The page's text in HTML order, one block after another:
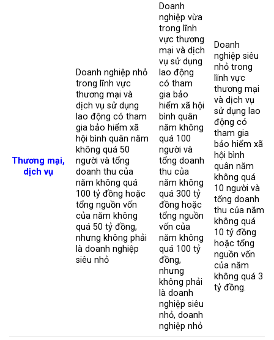
Thương mại,
dịch vụ
Doanh nghiệp nhỏ
trong lĩnh vực
thương mại và
dịch vụ sử dụng
lao động có tham
gia bảo hiểm xã
hội bình quân năm
không quá 50
người và tổng
doanh thu của
năm không quá
100 tỷ đồng hoặc
tổng nguồn vốn
của năm không
quá 50 tỷ đồng,
nhưng không phải
là doanh nghiệp
siêu nhỏ
Doanh
nghiệp vừa
trong lĩnh
vực thương
mại và dịch
vụ sử dụng
lao động
có tham
gia bảo
hiểm xã hội
bình quân
năm không
quá 100
người và
tổng doanh
thu của
năm không
quá 300 tỷ
đồng hoặc
tổng nguồn
vốn của
năm không
quá 100 tỷ
đồng,
nhưng
không phải
là doanh
nghiệp siêu
nhỏ, doanh
nghiệp nhỏ
Doanh
nghiệp siêu
nhỏ trong
lĩnh vực
thương mại
và dịch vụ
sử dụng lao
động có
tham gia
bảo hiểm xã
hội bình
quân năm
không quá
10 người và
tổng doanh
thu của năm
không quá
10 tỷ đồng
hoặc tổng
nguồn vốn
của năm
không quá 3
tỷ đồng.